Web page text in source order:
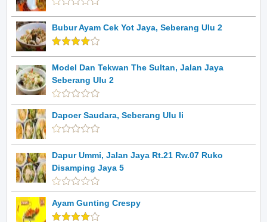
Bubur Ayam Cek Yot Jaya, Seberang Ulu 2
Model Dan Tekwan The Sultan, Jalan Jaya
Seberang Ulu 2
Dapoer Saudara, Seberang Ulu Ii
Dapur Ummi, Jalan Jaya Rt.21 Rw.07 Ruko
Disamping Jaya 5
Ayam Gunting Crespy